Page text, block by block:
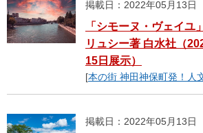
掲載日：2022年05月13日
「シモーヌ・ヴェイユ
リュシー著 白水社（
15日展示）
[本の街 神田神保町発！人
掲載日：2022年05月13日